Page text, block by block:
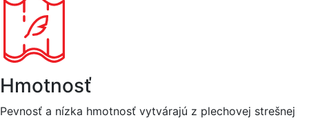
Hmotnosť
Pevnosť a nízka hmotnosť vytvárajú z plechovej strešnej